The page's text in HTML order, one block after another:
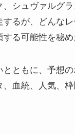
、シュヴァルグ
るが、どんな
る可能性を秘め
とともに、予想
、血統、人気、